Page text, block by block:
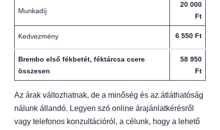
Munkadíj
20 000
Ft
Kedvezmény 6 550 Ft
Brembo első fékbetét, féktárcsa csere
összesen
58 950
Ft
Az árak változhatnak, de a minőség és az átláthatóság
nálunk állandó. Legyen szó online árajánlatkérésről
vagy telefonos konzultációról, a célunk, hogy a lehető